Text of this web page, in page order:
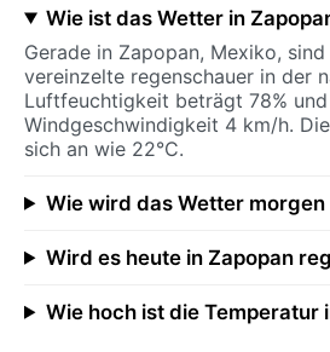
Wie ist das Wetter in
Gerade in Zapopan, Mexiko,
vereinzelte regenschauer in der
Luftfeuchtigkeit beträgt 78%
Windgeschwindigkeit 4 km/h.
sich an wie 22°C.
Wie wird das Wetter morgen
Wird es heute in Zapopan
Wie hoch ist die Temperatur